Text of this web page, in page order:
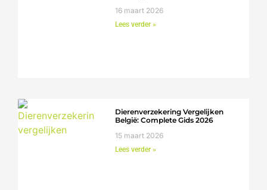
16 maart 2026
Lees verder »
Dierenverzekering Vergelijken
België: Complete Gids 2026
15 maart 2026
Lees verder »